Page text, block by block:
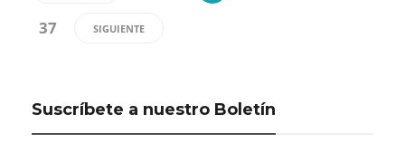
37
SIGUIENTE
Suscríbete a nuestro Boletín